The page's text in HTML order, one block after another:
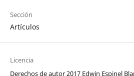
Sección
Artículos
Licencia
Derechos de autor 2017 Edwin Espinel